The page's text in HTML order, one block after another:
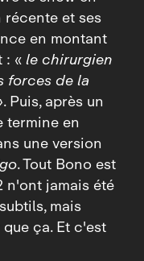
et ses
en montant
: «le chirurgien
forces de la
. Puis, après un
en
une version
. Tout Bono est
n'ont jamais été
mais
ça. Et c'est